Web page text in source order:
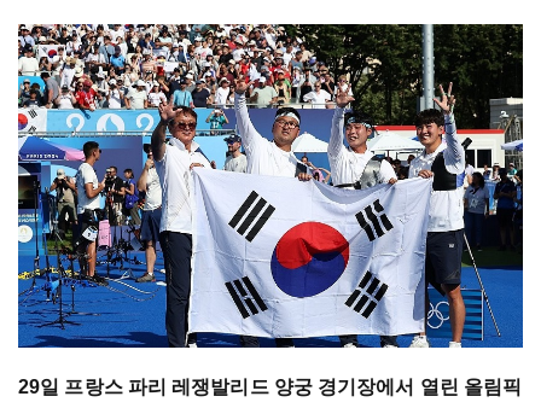
29일 프랑스 파리 레쟁발리드 양궁 경기장에서 열린 올림픽